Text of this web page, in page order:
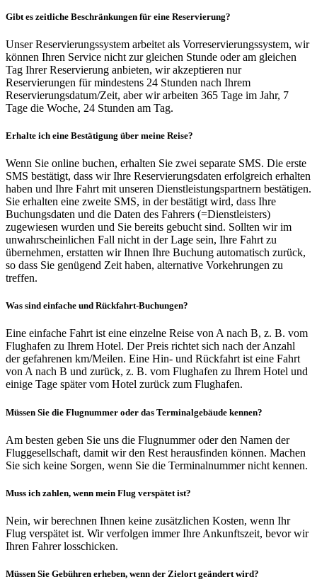
Gibt es zeitliche Beschränkungen für eine Reservierung?
Unser Reservierungssystem arbeitet als Vorreservierungssystem, wir
können Ihren Service nicht zur gleichen Stunde oder am gleichen
Tag Ihrer Reservierung anbieten, wir akzeptieren nur
Reservierungen für mindestens 24 Stunden nach Ihrem
Reservierungsdatum/Zeit, aber wir arbeiten 365 Tage im Jahr, 7
Tage die Woche, 24 Stunden am Tag.
Erhalte ich eine Bestätigung über meine Reise?
Wenn Sie online buchen, erhalten Sie zwei separate SMS. Die erste
SMS bestätigt, dass wir Ihre Reservierungsdaten erfolgreich erhalten
haben und Ihre Fahrt mit unseren Dienstleistungspartnern bestätigen.
Sie erhalten eine zweite SMS, in der bestätigt wird, dass Ihre
Buchungsdaten und die Daten des Fahrers (=Dienstleisters)
zugewiesen wurden und Sie bereits gebucht sind. Sollten wir im
unwahrscheinlichen Fall nicht in der Lage sein, Ihre Fahrt zu
übernehmen, erstatten wir Ihnen Ihre Buchung automatisch zurück,
so dass Sie genügend Zeit haben, alternative Vorkehrungen zu
treffen.
Was sind einfache und Rückfahrt-Buchungen?
Eine einfache Fahrt ist eine einzelne Reise von A nach B, z. B. vom
Flughafen zu Ihrem Hotel. Der Preis richtet sich nach der Anzahl
der gefahrenen km/Meilen. Eine Hin- und Rückfahrt ist eine Fahrt
von A nach B und zurück, z. B. vom Flughafen zu Ihrem Hotel und
einige Tage später vom Hotel zurück zum Flughafen.
Müssen Sie die Flugnummer oder das Terminalgebäude kennen?
Am besten geben Sie uns die Flugnummer oder den Namen der
Fluggesellschaft, damit wir den Rest herausfinden können. Machen
Sie sich keine Sorgen, wenn Sie die Terminalnummer nicht kennen.
Muss ich zahlen, wenn mein Flug verspätet ist?
Nein, wir berechnen Ihnen keine zusätzlichen Kosten, wenn Ihr
Flug verspätet ist. Wir verfolgen immer Ihre Ankunftszeit, bevor wir
Ihren Fahrer losschicken.
Müssen Sie Gebühren erheben, wenn der Zielort geändert wird?